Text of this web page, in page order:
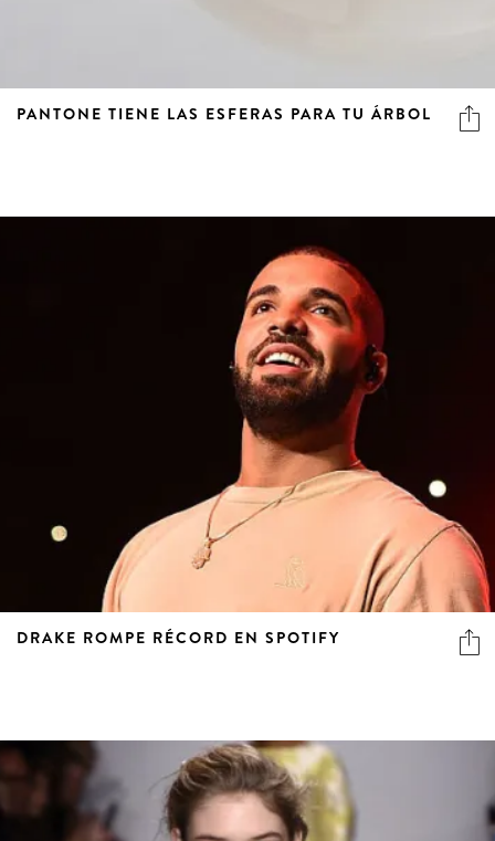
PANTONE TIENE LAS ESFERAS PARA TU ÁRBOL
DRAKE ROMPE RÉCORD EN SPOTIFY